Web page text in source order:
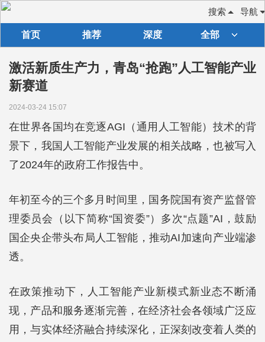
导航
搜索
首页 推荐 深度 全部
激活新质生产力，青岛“抢跑”人工智能产业
新赛道
2024-03-24 15:07
在世界各国均在竞逐AGI（通用人工智能）技术的背
景下，我国人工智能产业发展的相关战略，也被写入
了2024年的政府工作报告中。
年初至今的三个多月时间里，国务院国有资产监督管
理委员会（以下简称“国资委”）多次“点题”AI，鼓励
国企央企带头布局人工智能，推动AI加速向产业端渗
透。
在政策推动下，人工智能产业新模式新业态不断涌
现，产品和服务逐渐完善，在经济社会各领域广泛应
用，与实体经济融合持续深化，正深刻改变着人类的